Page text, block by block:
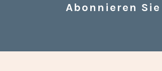
Abonnieren